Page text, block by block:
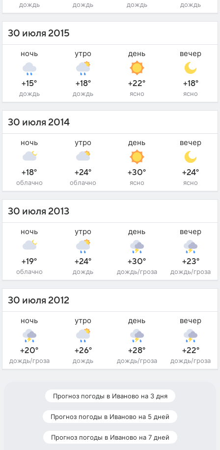
дождь дождь дождь дождь
30 июля 2015
ночь
+15°
дождь
утро
+18°
дождь
день
+22°
ясно
вечер
+18°
ясно
30 июля 2014
ночь
+18°
облачно
утро
+24°
облачно
день
+30°
ясно
вечер
+24°
ясно
30 июля 2013
ночь
+19°
облачно
утро
+24°
дождь
день
+30°
дождь/гроза
вечер
+23°
дождь/гроза
30 июля 2012
ночь
+20°
дождь/гроза
утро
+26°
дождь
день
+28°
дождь/гроза
вечер
+22°
дождь/гроза
Прогноз погоды в Иваново на 3 дня
Прогноз погоды в Иваново на 5 дней
Прогноз погоды в Иваново на 7 дней